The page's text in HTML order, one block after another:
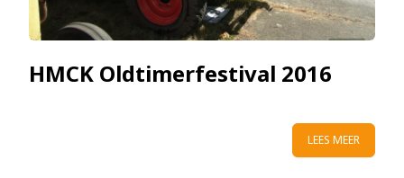
HMCK Oldtimerfestival 2016
LEES MEER